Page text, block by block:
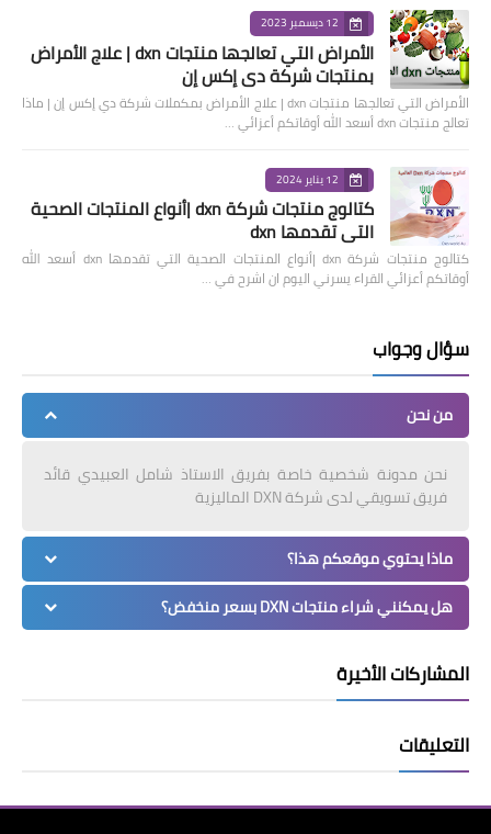
12 ديسمبر 2023
الأمراض التي تعالجها منتجات dxn | علاج الأمراض
بمنتجات شركة دي إكس إن
الأمراض التي تعالجها منتجات dxn | علاج الأمراض بمكملات شركة دي إكس إن | ماذا
تعالج منتجات dxn أسعد الله أوقاتكم أعزائي …
12 يناير 2024
كتالوج منتجات شركة dxn |أنواع المنتجات الصحية
التي تقدمها dxn
كتالوج منتجات شركة dxn |أنواع المنتجات الصحية التي تقدمها dxn أسعد الله
أوقاتكم أعزائي القراء يسرني اليوم ان اشرح في …
سؤال وجواب
من نحن
نحن مدونة شخصية خاصة بفريق الاستاذ شامل العبيدي قائد
فريق تسويقي لدى شركة DXN الماليزية
ماذا يحتوي موقعكم هذا؟
هل يمكنني شراء منتجات DXN بسعر منخفض؟
المشاركات الأخيرة
التعليقات